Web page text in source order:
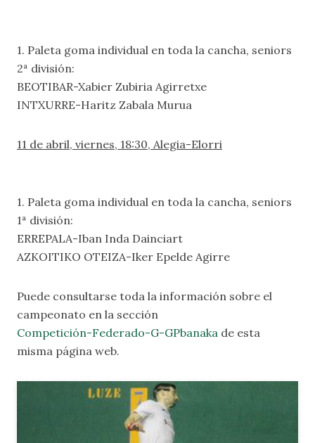
1. Paleta goma individual en toda la cancha, seniors
2ª división:
BEOTIBAR-Xabier Zubiria Agirretxe
INTXURRE-Haritz Zabala Murua
11 de abril, viernes, 18:30, Alegia-Elorri
1. Paleta goma individual en toda la cancha, seniors
1ª división:
ERREPALA-Iban Inda Dainciart
AZKOITIKO OTEIZA-Iker Epelde Agirre
Puede consultarse toda la información sobre el
campeonato en la sección
Competición-Federado-G-GPbanaka de esta
misma página web.